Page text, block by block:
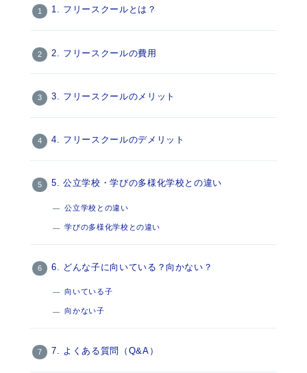
1. フリースクールとは？
2. フリースクールの費用
3. フリースクールのメリット
4. フリースクールのデメリット
5. 公立学校・学びの多様化学校との違い
公立学校との違い
学びの多様化学校との違い
6. どんな子に向いている？向かない？
向いている子
向かない子
7. よくある質問（Q&A）